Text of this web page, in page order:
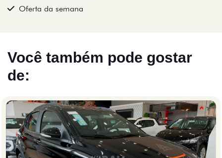
Oferta da semana
Você também pode gostar
de: